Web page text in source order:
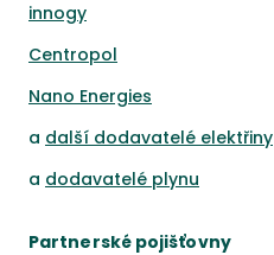
innogy
Centropol
Nano Energies
a další dodavatelé elektřiny
a dodavatelé plynu
Partnerské pojišťovny